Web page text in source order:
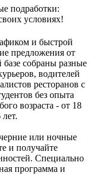
подработки:
условиях!
и быстрой
предложения от
собраны разные
водителей
ресторанов с
без опыта
возраста - от 18
или ночные
и получайте
Специально
программа и